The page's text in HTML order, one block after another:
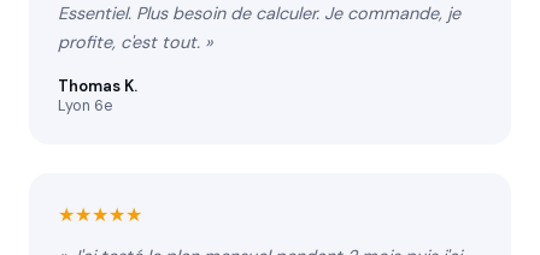
Essentiel. Plus besoin de calculer. Je commande, je
profite, c'est tout. »
Thomas K.
Lyon 6e
★★★★★